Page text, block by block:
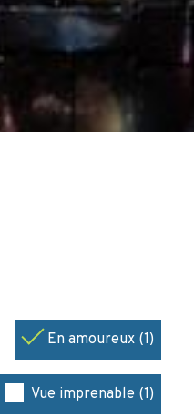
En amoureux (1)
Vue imprenable (1)